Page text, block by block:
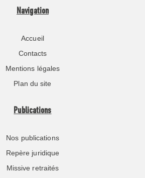
Navigation
Accueil
Contacts
Mentions légales
Plan du site
Publications
Nos publications
Repère juridique
Missive retraités